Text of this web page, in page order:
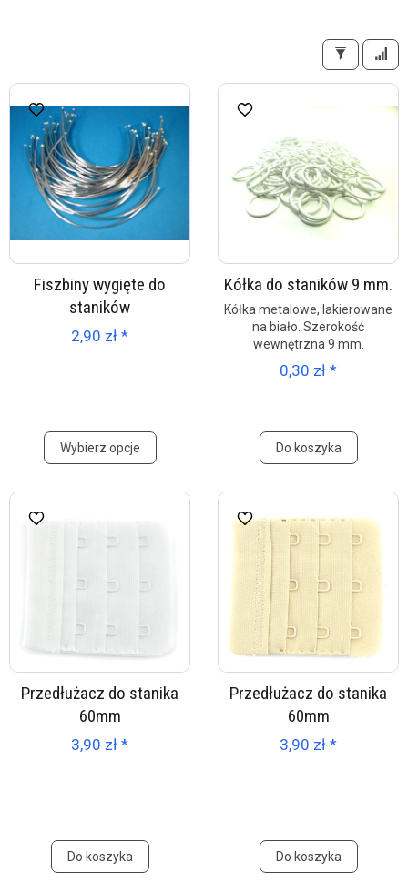
Fiszbiny wygięte do
staników
2,90 zł *
Wybierz opcje
Kółka do staników 9 mm.
Kółka metalowe, lakierowane
na biało. Szerokość
wewnętrzna 9 mm.
0,30 zł *
Do koszyka
Przedłużacz do stanika
60mm
3,90 zł *
Do koszyka
Przedłużacz do stanika
60mm
3,90 zł *
Do koszyka